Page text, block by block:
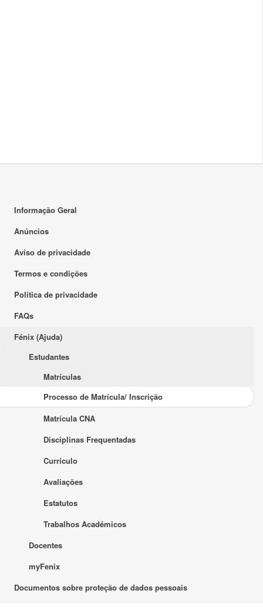
Informação Geral
Anúncios
Aviso de privacidade
Termos e condições
Politica de privacidade
FAQs
Fénix (Ajuda)
Estudantes
Matrículas
Processo de Matrícula/ Inscrição
Matrícula CNA
Disciplinas Frequentadas
Currículo
Avaliações
Estatutos
Trabalhos Académicos
Docentes
myFenix
Documentos sobre proteção de dados pessoais